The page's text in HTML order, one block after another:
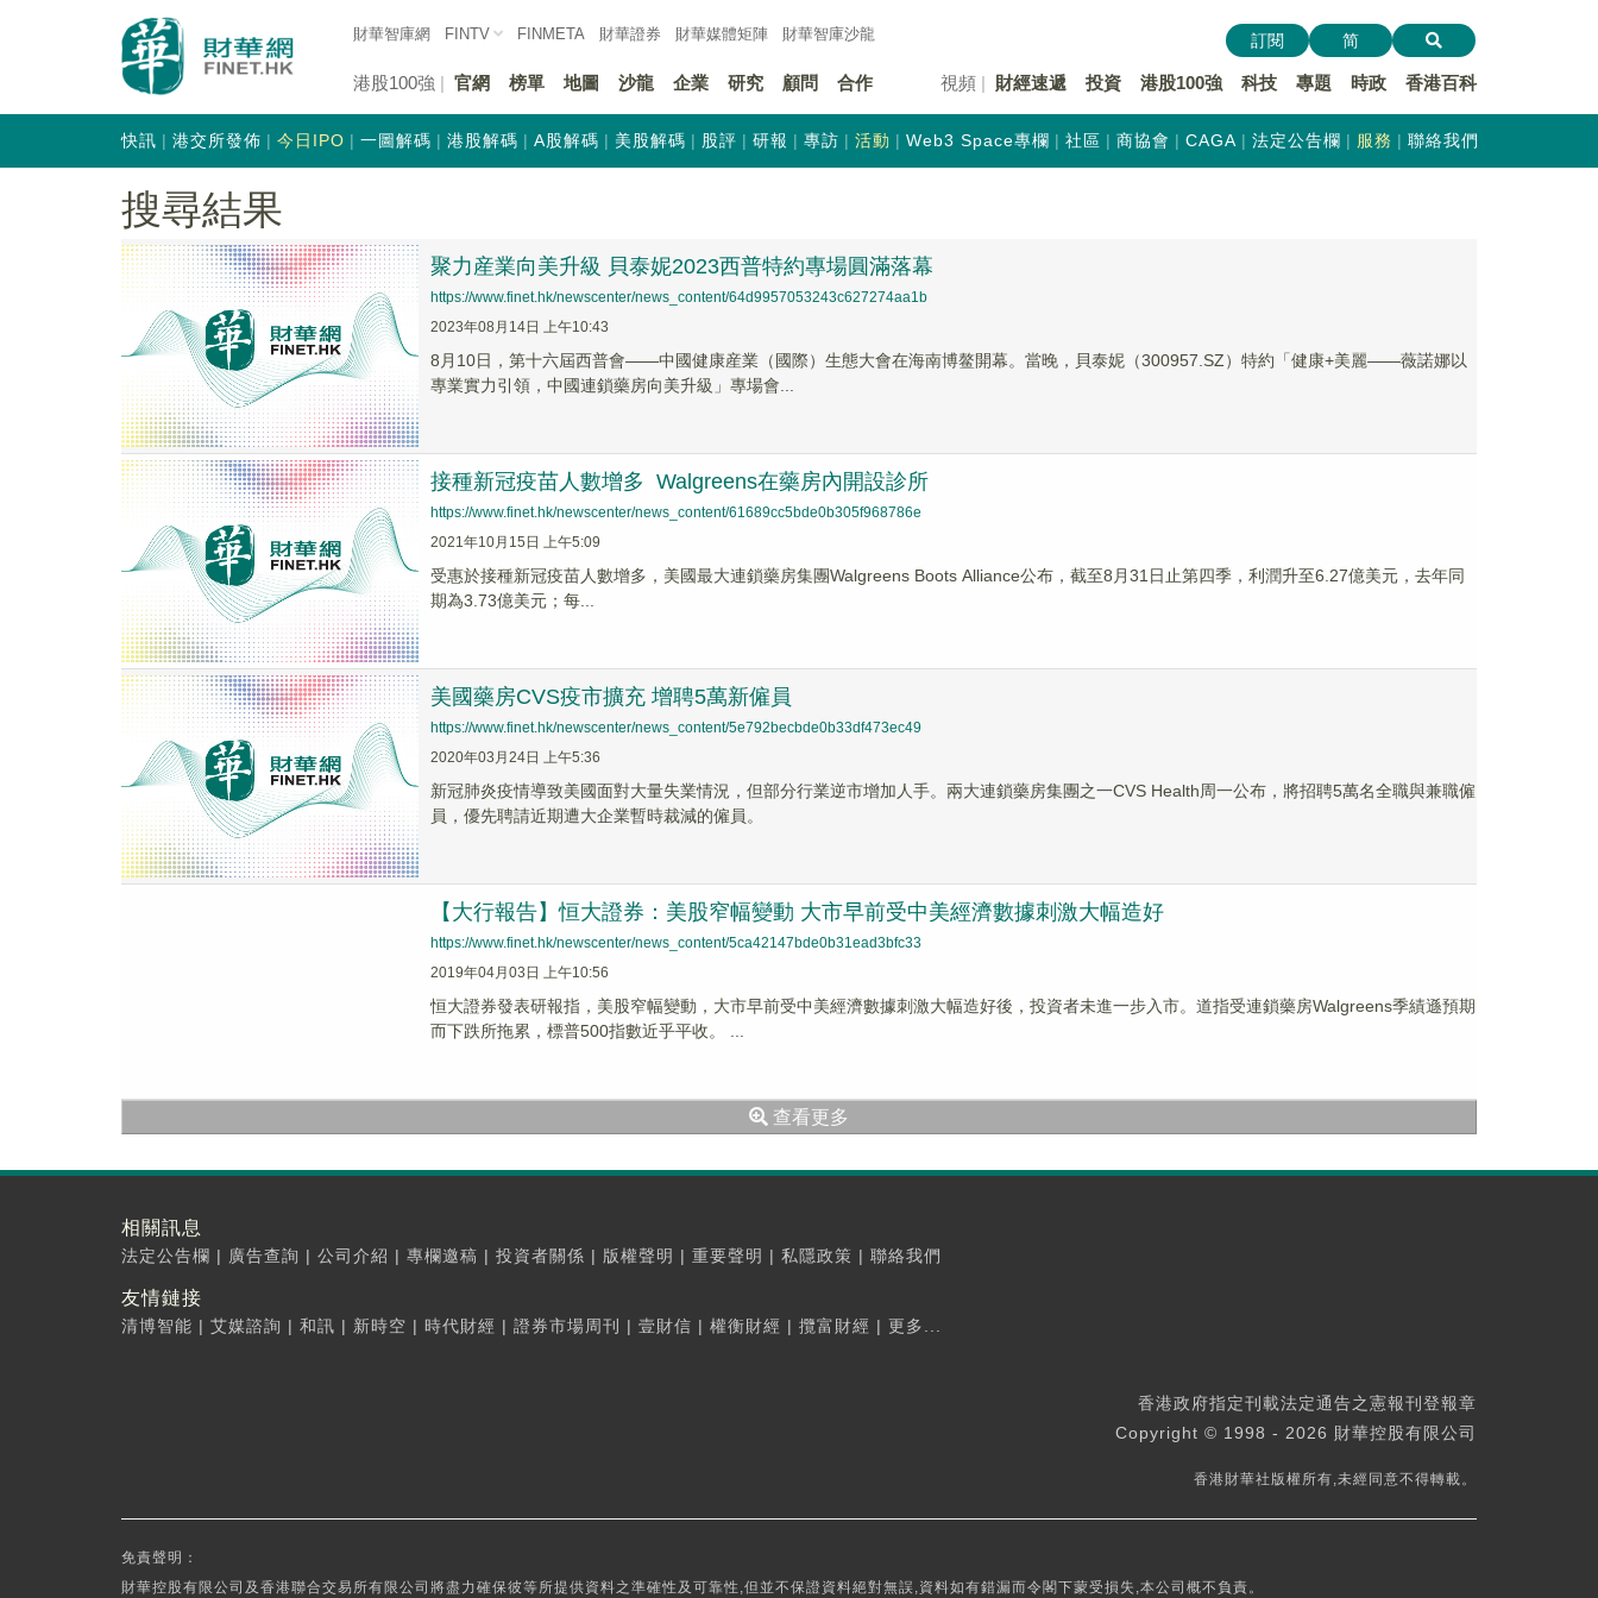
財華智庫網 FINTV FINMETA 財華證券 財華媒體矩陣 財華智庫沙龍
港股100強 官網 榜單 地圖 沙龍 企業 研究 顧問 合作 視頻 財經速遞 投資 港股100強 科技 專題 時政 香港百科
訂閱 简
快訊 港交所發佈 今日IPO 一圖解碼 港股解碼 A股解碼 美股解碼 股評 研報 專訪 活動 Web3 Space專欄 社區 商協會 CAGA 法定公告欄 服務 聯絡我們
搜尋結果
聚力産業向美升級 貝泰妮2023西普特約專場圓滿落幕
https://www.finet.hk/newscenter/news_content/64d9957053243c627274aa1b
2023年08月14日 上午10:43
8月10日，第十六屆西普會——中國健康産業（國際）生態大會在海南博鳌開幕。當晚，貝泰妮（300957.SZ）特約「健康+美麗——薇諾娜以
專業實力引領，中國連鎖藥房向美升級」專場會...
接種新冠疫苗人數增多 Walgreens在藥房內開設診所
https://www.finet.hk/newscenter/news_content/61689cc5bde0b305f968786e
2021年10月15日 上午5:09
受惠於接種新冠疫苗人數增多，美國最大連鎖藥房集團Walgreens Boots Alliance公布，截至8月31日止第四季，利潤升至6.27億美元，去年同
期為3.73億美元；每...
美國藥房CVS疫市擴充 增聘5萬新僱員
https://www.finet.hk/newscenter/news_content/5e792becbde0b33df473ec49
2020年03月24日 上午5:36
新冠肺炎疫情導致美國面對大量失業情況，但部分行業逆市增加人手。兩大連鎖藥房集團之一CVS Health周一公布，將招聘5萬名全職與兼職僱
員，優先聘請近期遭大企業暫時裁減的僱員。
【大行報告】恒大證券：美股窄幅變動 大市早前受中美經濟數據刺激大幅造好
https://www.finet.hk/newscenter/news_content/5ca42147bde0b31ead3bfc33
2019年04月03日 上午10:56
恒大證券發表研報指，美股窄幅變動，大市早前受中美經濟數據刺激大幅造好後，投資者未進一步入市。道指受連鎖藥房Walgreens季績遜預期
查看更多
相關訊息
法定公告欄 | 廣告查詢 | 公司介紹 | 專欄邀稿 | 投資者關係 | 版權聲明 | 重要聲明 | 私隱政策 | 聯絡我們
友情鏈接
清博智能 | 艾媒諮詢 | 和訊 | 新時空 | 時代財經 | 證券市場周刊 | 壹財信 | 權衡財經 | 攬富財經 | 更多...
香港政府指定刊載法定通告之憲報刊登報章
Copyright © 1998 - 2026 財華控股有限公司
香港財華社版權所有,未經同意不得轉載。
免責聲明：
財華控股有限公司及香港聯合交易所有限公司將盡力確保彼等所提供資料之準確性及可靠性,但並不保證資料絕對無誤,資料如有錯漏而令閣下蒙受損失,本公司概不負責。